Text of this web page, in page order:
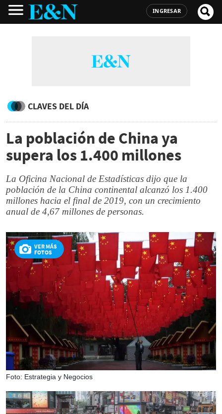
INGRESAR
CLAVES DEL DÍA
La población de China ya
supera los 1.400 millones
La Oficina Nacional de Estadísticas dijo que la
población de la China continental alcanzó los 1.400
millones hacia el final de 2019, con un crecimiento
anual de 4,67 millones de personas.
VER MÁS
FOTOS
Foto: Estrategia y Negocios